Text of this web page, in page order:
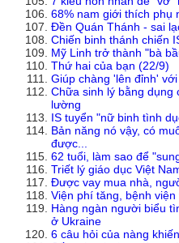
68% nam giới thích phụ
Đền Quán Thánh - sai
Chiến binh thánh chiến
Mỹ Linh trở thành "bà
Thứ hai của bạn (22/9)
Giúp chàng 'lên đỉnh'
Chữa sinh lý bằng dụng
lường
IS tuyển "nữ binh tình
Bản năng nó vậy, có
được...
62 tuổi, làm sao để
Triết lý giáo dục Việt
Được vay mua nhà,
Viện phí tăng, bệnh viện
Hàng ngàn người biểu
ở Ukraine
6 câu hỏi của nàng